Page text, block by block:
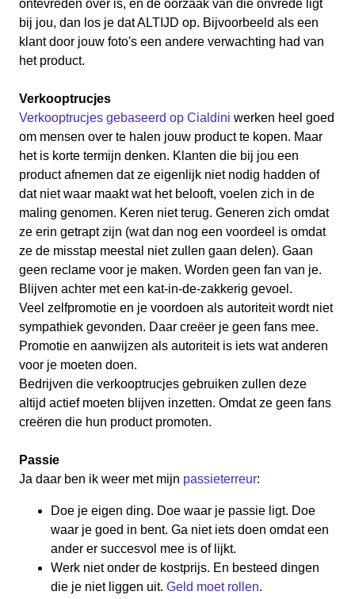
ontevreden over is, en de oorzaak van die onvrede ligt
bij jou, dan los je dat ALTIJD op. Bijvoorbeeld als een
klant door jouw foto's een andere verwachting had van
het product.
Verkooptrucjes
Verkooptrucjes gebaseerd op Cialdini werken heel goed
om mensen over te halen jouw product te kopen. Maar
het is korte termijn denken. Klanten die bij jou een
product afnemen dat ze eigenlijk niet nodig hadden of
dat niet waar maakt wat het belooft, voelen zich in de
maling genomen. Keren niet terug. Generen zich omdat
ze erin getrapt zijn (wat dan nog een voordeel is omdat
ze de misstap meestal niet zullen gaan delen). Gaan
geen reclame voor je maken. Worden geen fan van je.
Blijven achter met een kat-in-de-zakkerig gevoel.
Veel zelfpromotie en je voordoen als autoriteit wordt niet
sympathiek gevonden. Daar creëer je geen fans mee.
Promotie en aanwijzen als autoriteit is iets wat anderen
voor je moeten doen.
Bedrijven die verkooptrucjes gebruiken zullen deze
altijd actief moeten blijven inzetten. Omdat ze geen fans
creëren die hun product promoten.
Passie
Ja daar ben ik weer met mijn passieterreur:
Doe je eigen ding. Doe waar je passie ligt. Doe
waar je goed in bent. Ga niet iets doen omdat een
ander er succesvol mee is of lijkt.
Werk niet onder de kostprijs. En besteed dingen
die je niet liggen uit. Geld moet rollen.